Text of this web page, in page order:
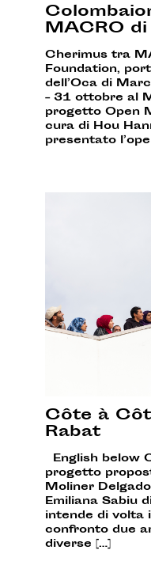
MACRO di
Cherimus tra
Foundation,
dell’Oca di
– 31 ottobre al
progetto Open
cura di Hou
presentato
Côte à
Rabat
English below
progetto
Moliner
Emiliana Sabiu
intende di volta
confronto due
diverse […]